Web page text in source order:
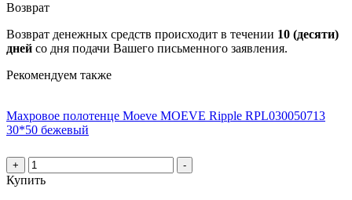
Возврат
Возврат денежных средств происходит в течении 10 (десяти)
дней со дня подачи Вашего письменного заявления.
Рекомендуем также
Махровое полотенце Moeve MOEVE Ripple RPL030050713
30*50 бежевый
+ -
Купить